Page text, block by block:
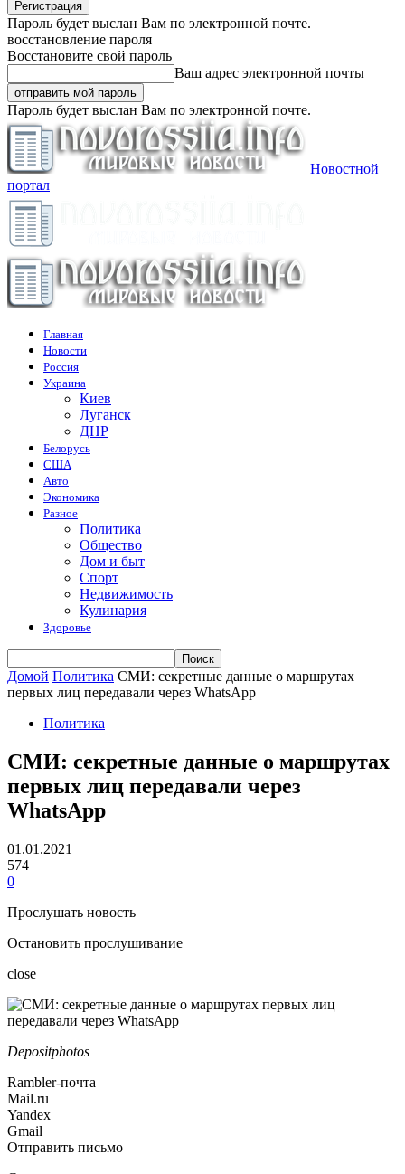
Пароль будет выслан Вам по электронной почте.
восстановление пароля
Восстановите свой пароль
Ваш адрес электронной почты
Пароль будет выслан Вам по электронной почте.
Новостной
портал
Главная
Новости
Россия
Украина
Киев
Луганск
ДНР
Белорусь
США
Авто
Экономика
Разное
Политика
Общество
Дом и быт
Спорт
Недвижимость
Кулинария
Здоровье
Домой Политика СМИ: секретные данные о маршрутах
первых лиц передавали через WhatsApp
Политика
СМИ: секретные данные о маршрутах
первых лиц передавали через
WhatsApp
01.01.2021
574
0
Прослушать новость
Остановить прослушивание
close
Depositphotos
Rambler-почта
Mail.ru
Yandex
Gmail
Отправить письмо